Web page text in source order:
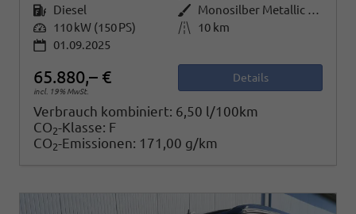
Kraftstoff Diesel Außenfarbe
Monosilber Metallic / Energeticorange Metallic
Leistung 110 kW (150 PS) Kilometerstand
10 km
01.09.2025
65.880,– €
incl. 19% MwSt.
Details
Verbrauch kombiniert: 6,50 l/100km
CO2-Klasse: F
CO2-Emissionen: 171,00 g/km